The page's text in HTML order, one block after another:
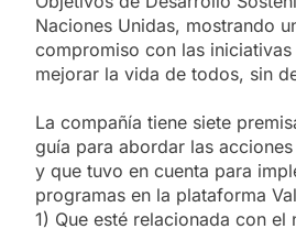
Naciones Unidas, mostrando
compromiso con las
mejorar la vida de todos, sin
La compañía tiene siete
guía para abordar las
y que tuvo en cuenta para
programas en la plataforma
1) Que esté relacionada con el